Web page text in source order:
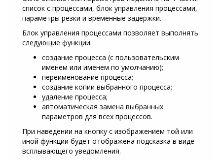
список с процессами, блок управления процессами,
параметры резки и временные задержки.
Блок управления процессами позволяет выполнять
следующие функции:
создание процесса (с пользовательским
именем или именем по умолчанию);
переименование процесса;
создание копии выбранного процесса;
удаление процесса;
автоматическая замена выбранных
параметров для всех процессов.
При наведении на кнопку с изображением той или
иной функции будет отображена подсказка в виде
всплывающего уведомления.